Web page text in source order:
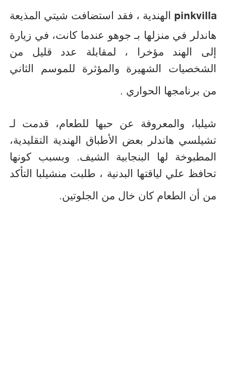
pinkvilla الهندية ، فقد استضافت شيتي المذيعة
هاندلر في منزلها بـ جوهو عندما كانت، في زيارة
إلى الهند مؤخرا ، لمقابلة عدد قليل من
الشخصيات الشهيرة والمؤثرة للموسم الثاني
من برنامجها الحواري .
شيلبا، والمعروفة عن حبها للطعام، قدمت لـ
تشيلسي هاندلر بعض الأطباق الهندية التقليدية،
المطبوخة لها البنجابية الشيف. وبسبب كونها
تحافظ علي لياقتها البدنية ، طلبت منشيلبا التأكد
من أن الطعام كان خال من الجلوتين.